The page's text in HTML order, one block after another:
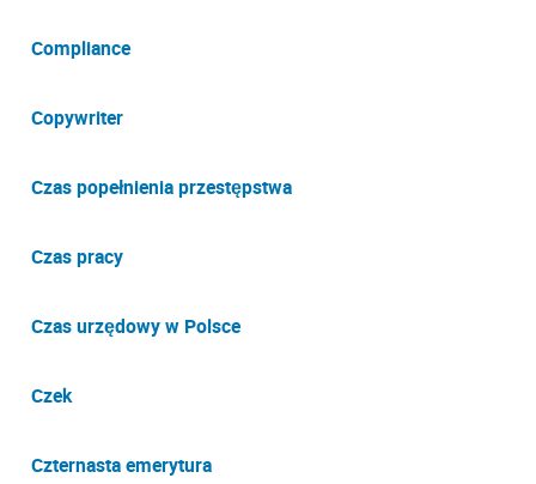
Compliance
Copywriter
Czas popełnienia przestępstwa
Czas pracy
Czas urzędowy w Polsce
Czek
Czternasta emerytura